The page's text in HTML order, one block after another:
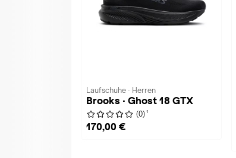
Laufschuhe · Herren
Brooks · Ghost 18 GTX
(0) 1
170,00 €